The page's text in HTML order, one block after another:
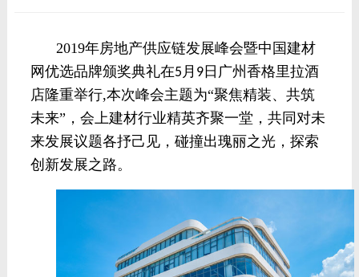
2019年房地产供应链发展峰会暨中国建材
网优选品牌颁奖典礼在5 月 9日广州香格里拉酒
店隆重举行,本次峰会主题为“聚焦精装、共筑
未来”，会上建材行业精英齐聚一堂，共同对未
来发展议题各抒己见，碰撞出瑰丽之光，探索
创新发展之路。